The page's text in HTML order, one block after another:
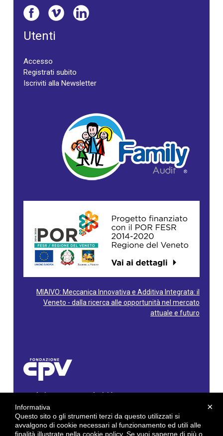
Utenti
Accesso
Registrati subito
Iscriviti alla Newsletter
MIAIVO: Meccanica Innovativa e Additiva Integrata: il
Veneto - dalla ricerca alle opportunità nel mercato
attuale e futuro
Fondazione Centro Produttività Veneto
Via Gioacchino Rossini, 60 - 36100 Vicenza - Italy
Tel. 0444/960500 - Fax 0444/1932220
C.F. e P. IVA: 02429800242
×
Informativa
Questo sito o gli strumenti terzi da questo utilizzati si
avvalgono di cookie necessari al funzionamento ed utili alle
finalità illustrate nella cookie policy. Se vuoi saperne di più o